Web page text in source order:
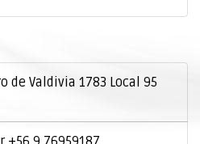
de Valdivia 1783 Local 95